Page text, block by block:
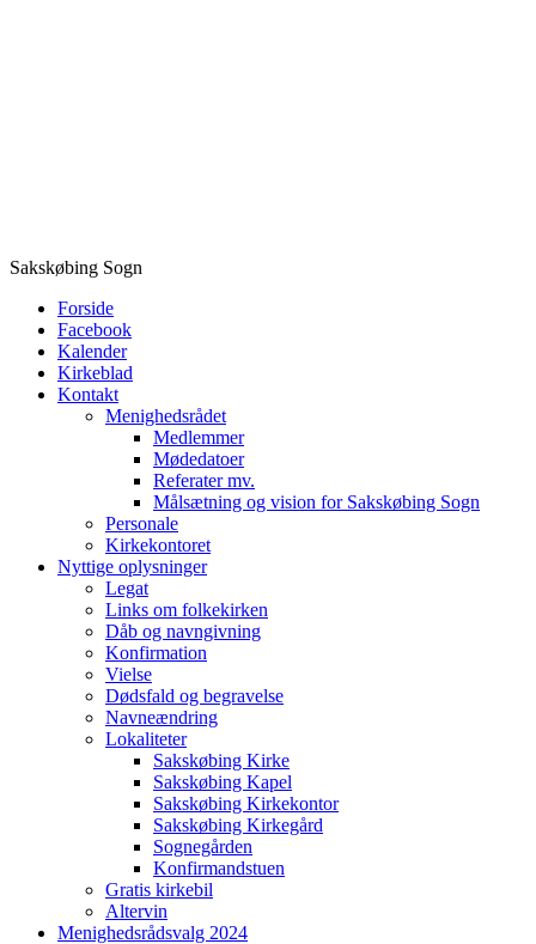
Sakskøbing Sogn
Forside
Facebook
Kalender
Kirkeblad
Kontakt
Menighedsrådet
Medlemmer
Mødedatoer
Referater mv.
Målsætning og vision for Sakskøbing Sogn
Personale
Kirkekontoret
Nyttige oplysninger
Legat
Links om folkekirken
Dåb og navngivning
Konfirmation
Vielse
Dødsfald og begravelse
Navneændring
Lokaliteter
Sakskøbing Kirke
Sakskøbing Kapel
Sakskøbing Kirkekontor
Sakskøbing Kirkegård
Sognegården
Konfirmandstuen
Gratis kirkebil
Altervin
Menighedsrådsvalg 2024